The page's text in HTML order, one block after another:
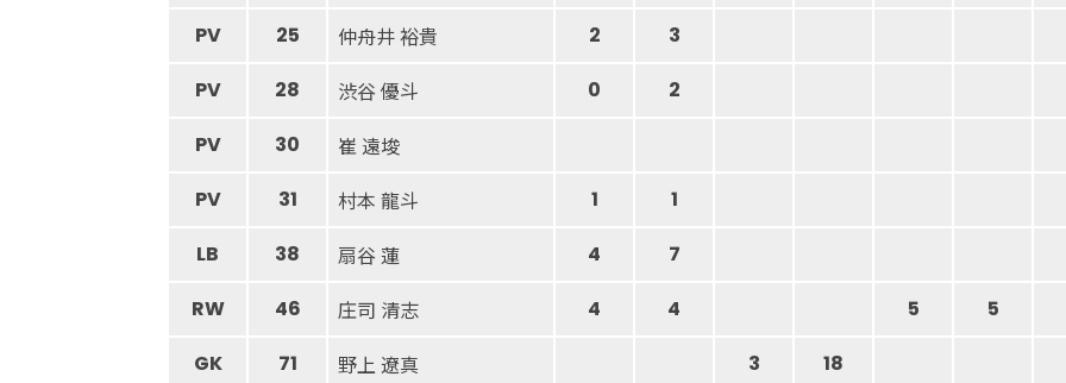
PV
25 仲舟井 裕貴 2
3
PV
28 渋谷 優斗 0
2
PV
30 崔 遠埈
PV 31 村本 龍斗 1
1
LB
38 扇谷 蓮 4
7
RW
46 庄司 清志 4 4 5
5
GK
71 野上 遼真 3 18